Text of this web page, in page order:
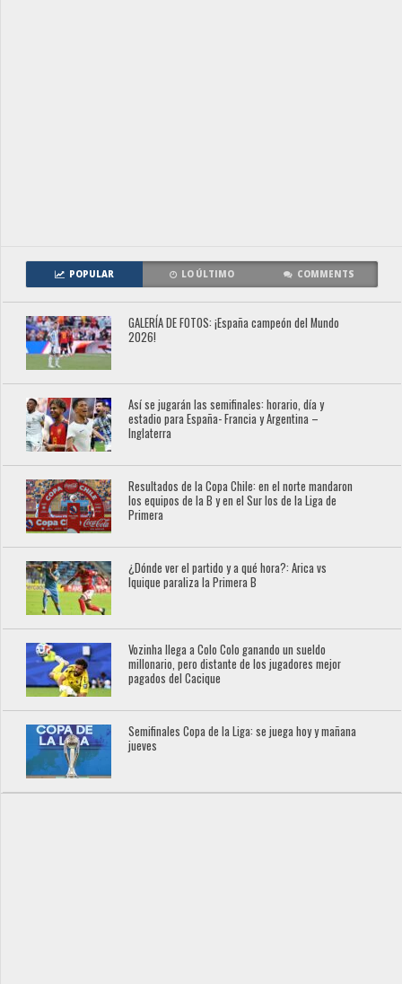
POPULAR LO ÚLTIMO COMMENTS
GALERÍA DE FOTOS: ¡España campeón del Mundo
2026!
Así se jugarán las semifinales: horario, día y
estadio para España- Francia y Argentina –
Inglaterra
Resultados de la Copa Chile: en el norte mandaron
los equipos de la B y en el Sur los de la Liga de
Primera
¿Dónde ver el partido y a qué hora?: Arica vs
Iquique paraliza la Primera B
Vozinha llega a Colo Colo ganando un sueldo
millonario, pero distante de los jugadores mejor
pagados del Cacique
Semifinales Copa de la Liga: se juega hoy y mañana
jueves